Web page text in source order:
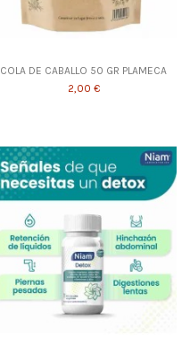
COLA DE CABALLO 50 GR PLAMECA
2,00 €